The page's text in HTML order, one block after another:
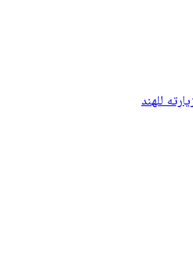
للهند